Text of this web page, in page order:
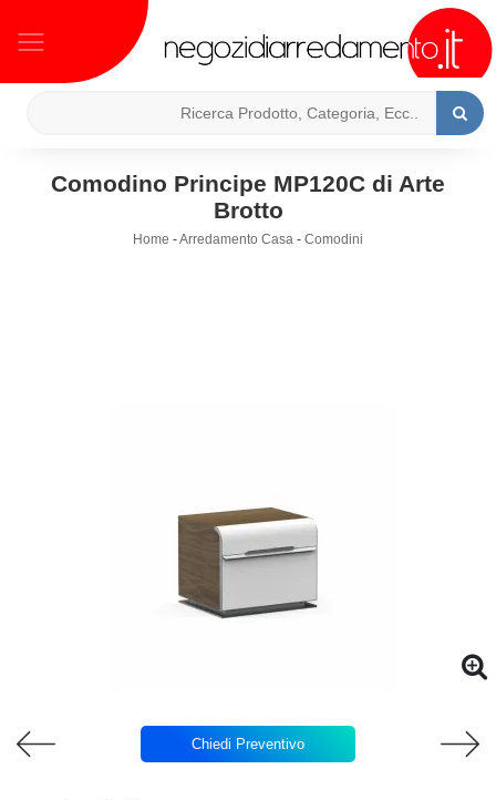
Comodino Principe MP120C di Arte
Brotto
Home -Arredamento Casa - Comodini
Chiedi Preventivo